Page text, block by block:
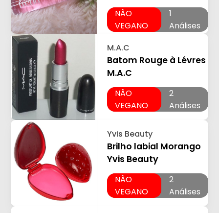
NÃO
VEGANO
1
Análises
M.A.C
Batom Rouge à Lévres
M.A.C
NÃO
VEGANO
2
Análises
Yvis Beauty
Brilho labial Morango
Yvis Beauty
NÃO
VEGANO
2
Análises